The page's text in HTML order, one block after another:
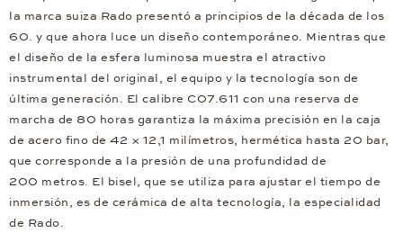
la marca suiza Rado presentó a principios de la década de los
60. y que ahora luce un diseño contemporáneo. Mientras que
el diseño de la esfera luminosa muestra el atractivo
instrumental del original, el equipo y la tecnología son de
última generación. El calibre C07.611 con una reserva de
marcha de 80 horas garantiza la máxima precisión en la caja
de acero fino de 42 × 12,1 milímetros, hermética hasta 20 bar,
que corresponde a la presión de una profundidad de
200 metros. El bisel, que se utiliza para ajustar el tiempo de
inmersión, es de cerámica de alta tecnología, la especialidad
de Rado.